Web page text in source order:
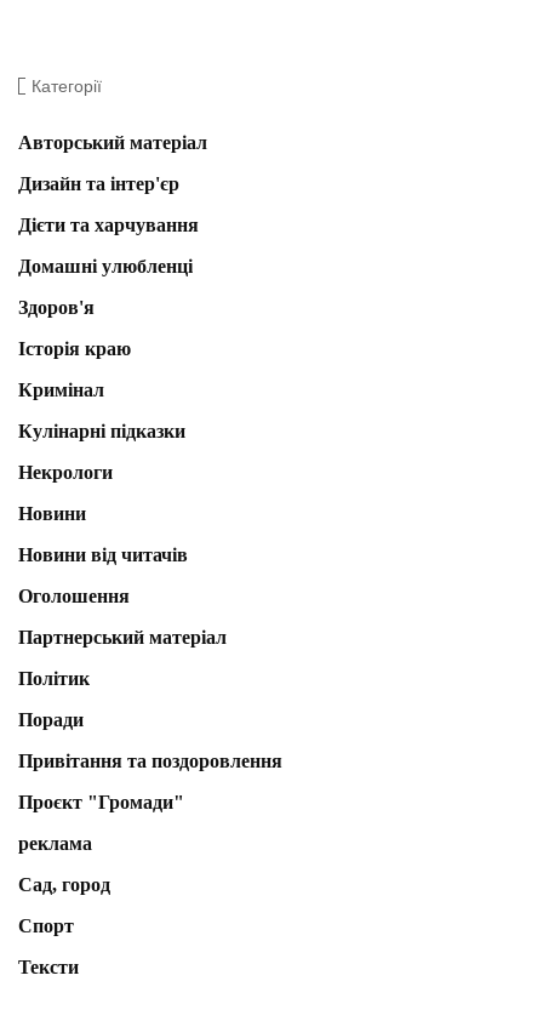
Категорії
Авторський матеріал
Дизайн та інтер'єр
Дієти та харчування
Домашні улюбленці
Здоров'я
Історія краю
Кримінал
Кулінарні підказки
Некрологи
Новини
Новини від читачів
Оголошення
Партнерський матеріал
Політик
Поради
Привітання та поздоровлення
Проєкт "Громади"
реклама
Сад, город
Спорт
Тексти